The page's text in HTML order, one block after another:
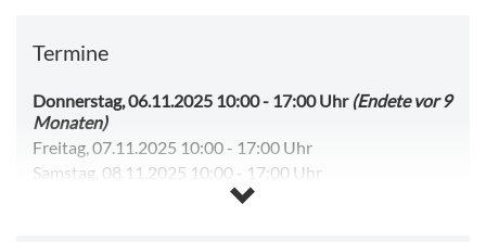
Museum zeigt die Spuren der 750 Jahre dauernden
Exemplarisch das Werden und Bestehen einer
bürgerlichen Kommune als sinnliches und intellektuelles
Erlebnis erfahrbar machen.
DIGITALE SCHNITZELJAHD FÜR FAMILIEN UND
Termine
Donnerstag, 06.11.2025 10:00- 17:00 Uhr(Endete vor 9
Monaten)
Freitag, 07.11.2025 10:00 - 17:00 Uhr
Samstag, 08.11.2025 10:00 - 17:00 Uhr
Sonntag, 09.11.2025 10:00-17:00 Uhr